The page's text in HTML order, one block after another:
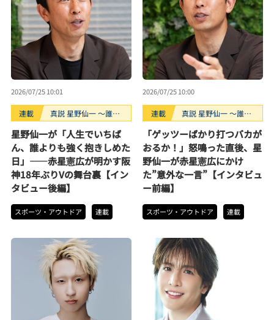
2026/07/25 10:01
連載
真説 星野仙一 ～誰も
裏側～
星野仙一が「人生でいちば
ん、誰よりも強く抱きしめた
日」――赤星憲広が明かす阪
神18年ぶりVの舞台裏【イン
タビュー後編】
スポーツ・アウトドア 連載
2026/07/25 10:00
連載
真説 星野仙一 ～誰も
裏側～
「ゲッツーばかり打つバカが
おるか！」怒鳴った直後、星
野仙一が赤星憲広にかけ
た”意外な一言”【インタビュ
ー前編】
スポーツ・アウトドア 連載